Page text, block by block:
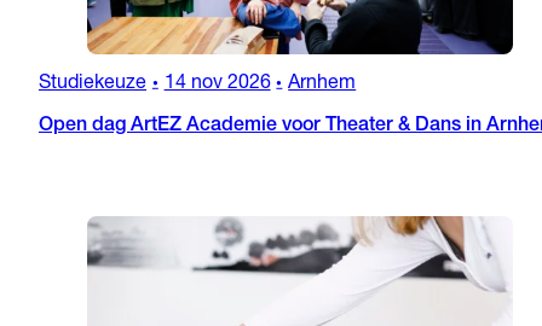
Studiekeuze • 14 nov 2026 • Arnhem
Open dag ArtEZ Academie voor Theater & Dans in